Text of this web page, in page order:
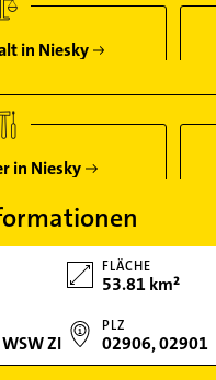
in Niesky
in Niesky
FLÄCHE
53.81 km²
WSW ZI
PLZ
02906, 02901